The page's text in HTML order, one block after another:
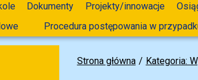
Dokumenty Projekty/innowacje
Procedura postępowania w
Strona główna Kategoria: